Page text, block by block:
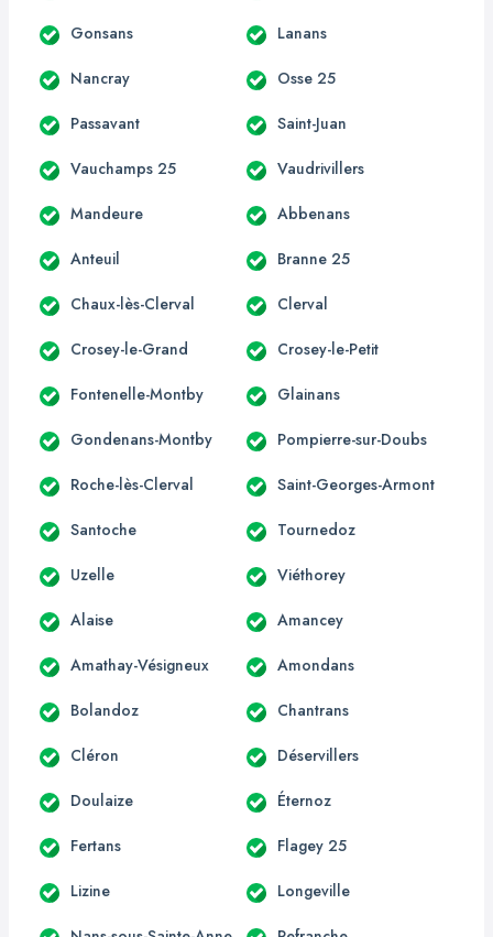
Gonsans Lanans
Nancray Osse 25
Passavant Saint-Juan
Vauchamps 25 Vaudrivillers
Mandeure Abbenans
Anteuil Branne 25
Chaux-lès-Clerval Clerval
Crosey-le-Grand Crosey-le-Petit
Fontenelle-Montby Glainans
Gondenans-Montby Pompierre-sur-Doubs
Roche-lès-Clerval Saint-Georges-Armont
Santoche Tournedoz
Uzelle Viéthorey
Alaise Amancey
Amathay-Vésigneux Amondans
Bolandoz Chantrans
Cléron Déservillers
Doulaize Éternoz
Fertans Flagey 25
Lizine Longeville